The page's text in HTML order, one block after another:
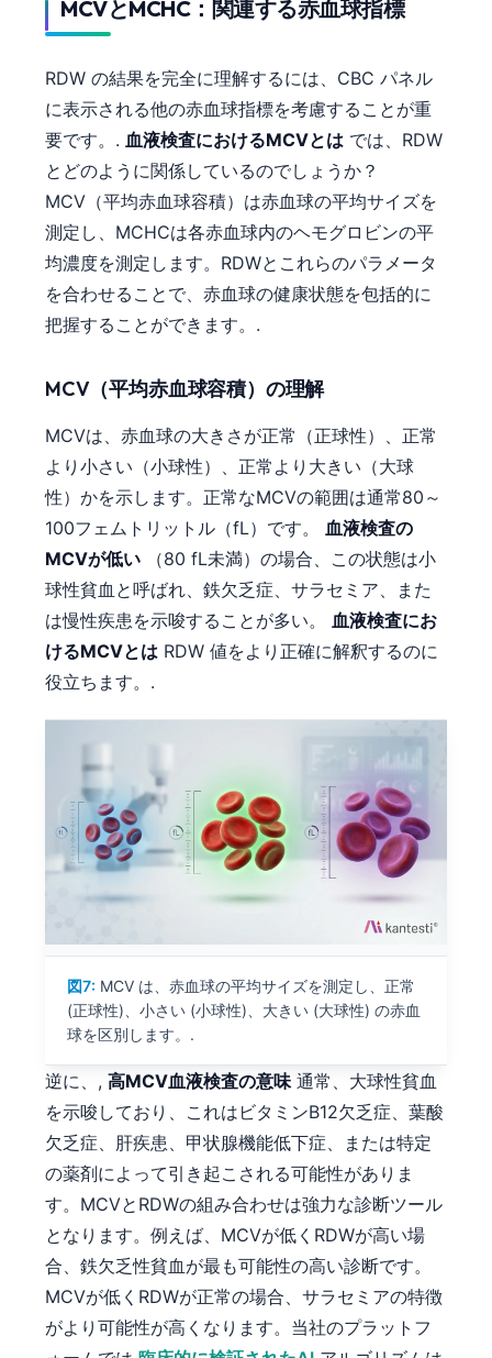
MCVとMCHC：関連する赤血球指標
RDW の結果を完全に理解するには、CBC パネル
に表示される他の赤血球指標を考慮することが重
要です。. 血液検査におけるMCVとは では、RDW
とどのように関係しているのでしょうか？
MCV（平均赤血球容積）は赤血球の平均サイズを
測定し、MCHCは各赤血球内のヘモグロビンの平
均濃度を測定します。RDWとこれらのパラメータ
を合わせることで、赤血球の健康状態を包括的に
把握することができます。.
MCV（平均赤血球容積）の理解
MCVは、赤血球の大きさが正常（正球性）、正常
より小さい（小球性）、正常より大きい（大球
性）かを示します。正常なMCVの範囲は通常80～
100フェムトリットル（fL）です。 血液検査の
MCVが低い （80 fL未満）の場合、この状態は小
球性貧血と呼ばれ、鉄欠乏症、サラセミア、また
は慢性疾患を示唆することが多い。 血液検査にお
けるMCVとは RDW 値をより正確に解釈するのに
役立ちます。.
図7: MCV は、赤血球の平均サイズを測定し、正常
(正球性)、小さい (小球性)、大きい (大球性) の赤血
球を区別します。.
逆に、, 高MCV血液検査の意味 通常、大球性貧血
を示唆しており、これはビタミンB12欠乏症、葉酸
欠乏症、肝疾患、甲状腺機能低下症、または特定
の薬剤によって引き起こされる可能性がありま
す。MCVとRDWの組み合わせは強力な診断ツール
となります。例えば、MCVが低くRDWが高い場
合、鉄欠乏性貧血が最も可能性の高い診断です。
MCVが低くRDWが正常の場合、サラセミアの特徴
がより可能性が高くなります。当社のプラットフ
Монгол
ພາສາລາວ
Basa Jawa
Cebuano
ئۇيغۇرچە
Кыргызча
Татар теле
Беларуская мова
Esperanto
Frysk